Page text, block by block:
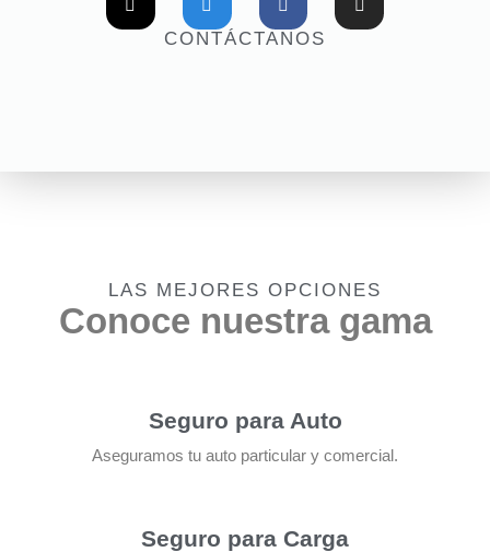
CONTÁCTANOS
LAS MEJORES OPCIONES
Conoce nuestra gama
Seguro para Auto
Aseguramos tu auto particular y comercial.
Seguro para Carga